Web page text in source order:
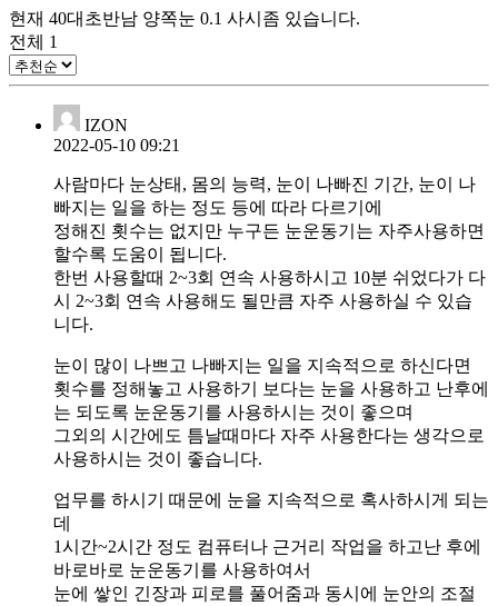
현재 40대초반남 양쪽눈 0.1 사시좀 있습니다.
전체 1
IZON
2022-05-10 09:21
사람마다 눈상태, 몸의 능력, 눈이 나빠진 기간, 눈이 나
빠지는 일을 하는 정도 등에 따라 다르기에
정해진 횟수는 없지만 누구든 눈운동기는 자주사용하면
할수록 도움이 됩니다.
한번 사용할때 2~3회 연속 사용하시고 10분 쉬었다가 다
시 2~3회 연속 사용해도 될만큼 자주 사용하실 수 있습
니다.
눈이 많이 나쁘고 나빠지는 일을 지속적으로 하신다면
횟수를 정해놓고 사용하기 보다는 눈을 사용하고 난후에
는 되도록 눈운동기를 사용하시는 것이 좋으며
그외의 시간에도 틈날때마다 자주 사용한다는 생각으로
사용하시는 것이 좋습니다.
업무를 하시기 때문에 눈을 지속적으로 혹사하시게 되는
데
1시간~2시간 정도 컴퓨터나 근거리 작업을 하고난 후에
바로바로 눈운동기를 사용하여서
눈에 쌓인 긴장과 피로를 풀어줌과 동시에 눈안의 조절